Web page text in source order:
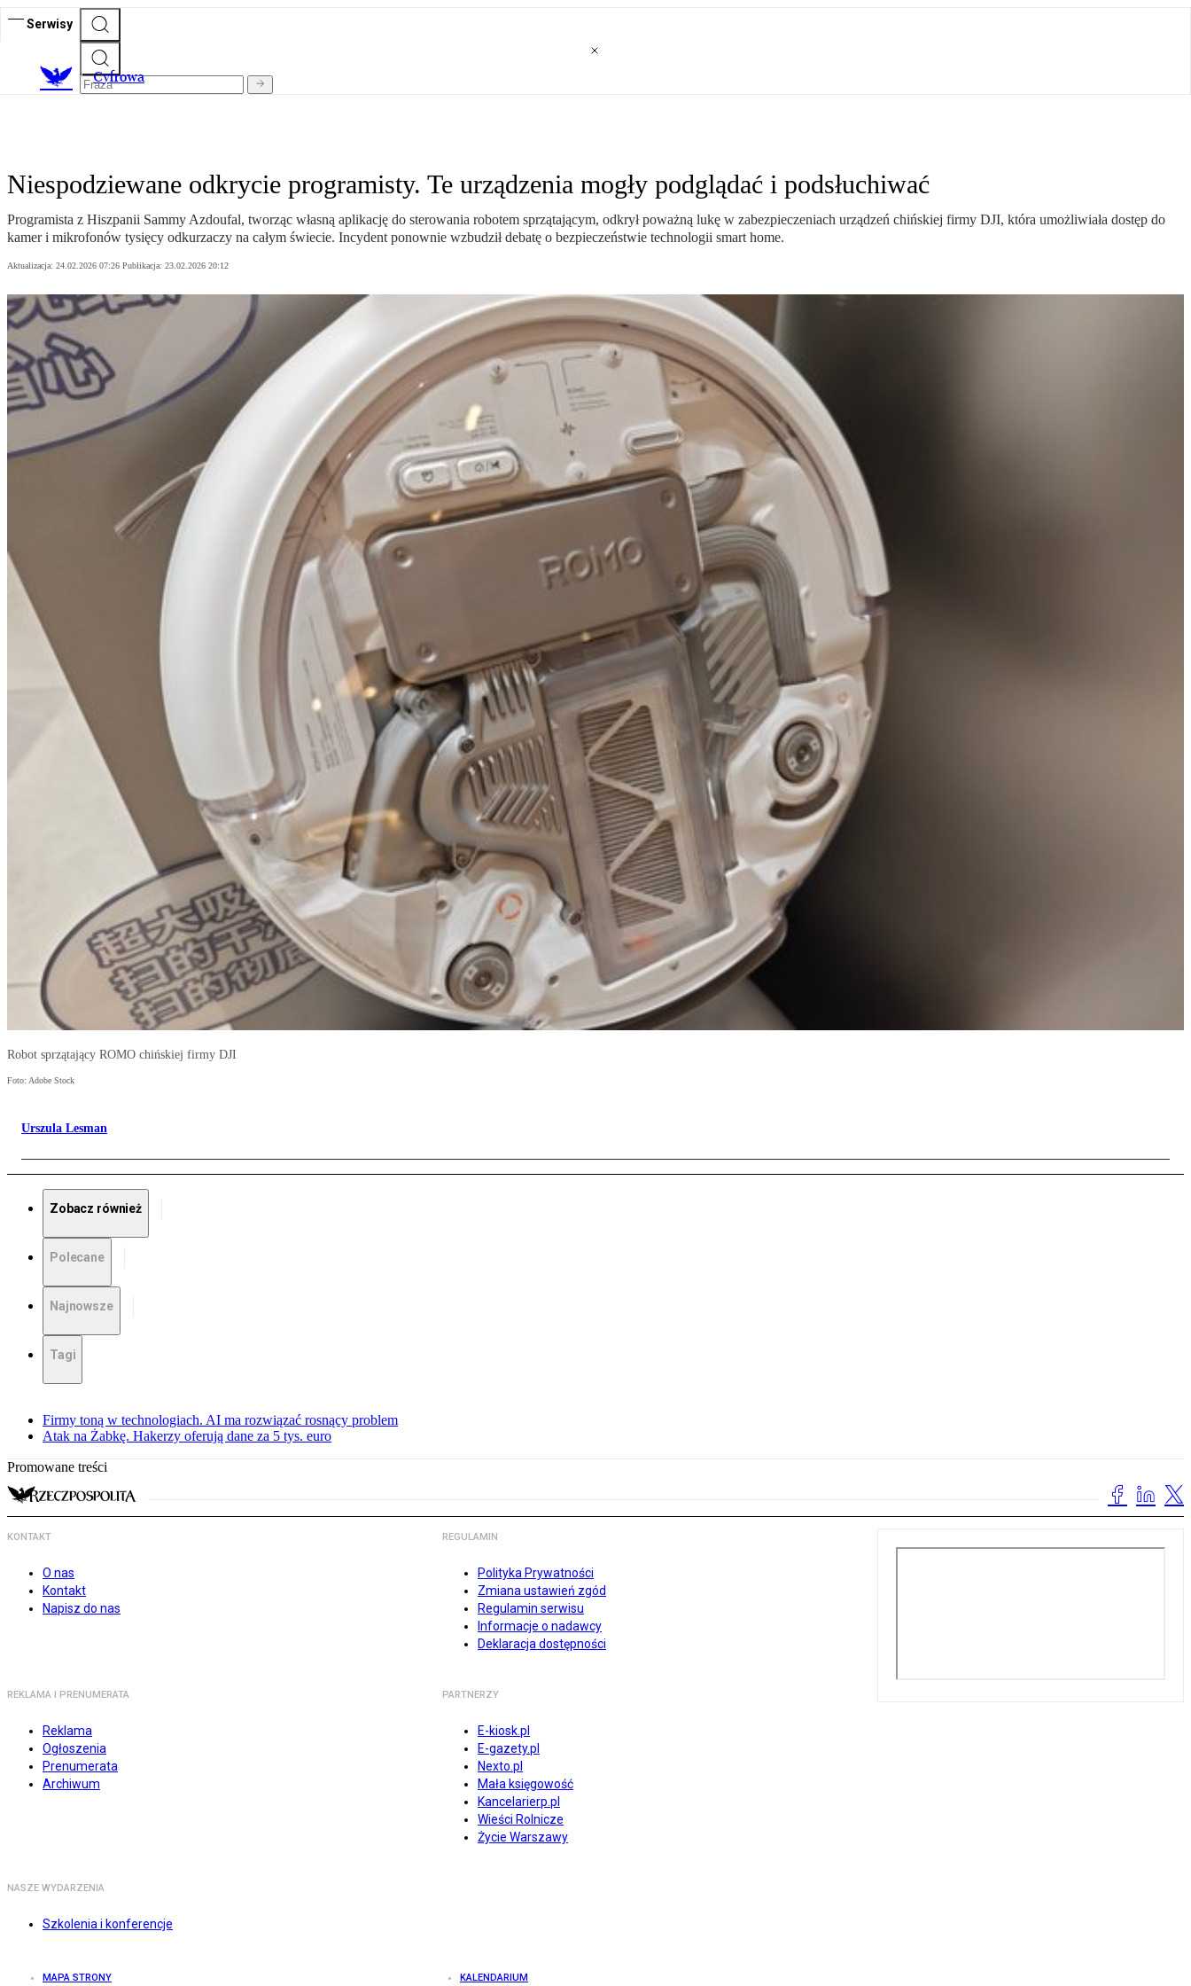
Serwisy
Cyfrowa
Niespodziewane odkrycie programisty. Te urządzenia mogły podglądać i podsłuchiwać
Programista z Hiszpanii Sammy Azdoufal, tworząc własną aplikację do sterowania robotem sprzątającym, odkrył poważną lukę w zabezpieczeniach urządzeń chińskiej firmy DJI, która umożliwiała dostęp do
kamer i mikrofonów tysięcy odkurzaczy na całym świecie. Incydent ponownie wzbudził debatę o bezpieczeństwie technologii smart home.
Aktualizacja: 24.02.2026 07:26 Publikacja: 23.02.2026 20:12
Robot sprzątający ROMO chińskiej firmy DJI
Foto: Adobe Stock
Urszula Lesman
Zobacz również
Polecane
Najnowsze
Tagi
Firmy toną w technologiach. AI ma rozwiązać rosnący problem
Atak na Żabkę. Hakerzy oferują dane za 5 tys. euro
Promowane treści
KONTAKT
O nas
Kontakt
Napisz do nas
REGULAMIN
Polityka Prywatności
Zmiana ustawień zgód
Regulamin serwisu
Informacje o nadawcy
Deklaracja dostępności
REKLAMA I PRENUMERATA
Reklama
Ogłoszenia
Prenumerata
Archiwum
PARTNERZY
E-kiosk.pl
E-gazety.pl
Nexto.pl
Mała księgowość
Kancelarierp.pl
Wieści Rolnicze
Życie Warszawy
NASZE WYDARZENIA
Szkolenia i konferencje
MAPA STRONY KALENDARIUM